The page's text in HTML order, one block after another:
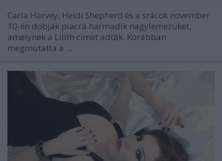
Carla Harvey, Heidi Shepherd és a srácok november
10-én dobják piacra harmadik nagylemezüket,
amelynek a Lilith címet adták. Korábban
megmutatta a ...